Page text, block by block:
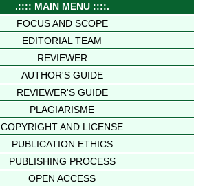
.:::: MAIN MENU ::::.
FOCUS AND SCOPE
EDITORIAL TEAM
REVIEWER
AUTHOR'S GUIDE
REVIEWER'S GUIDE
PLAGIARISME
COPYRIGHT AND LICENSE
PUBLICATION ETHICS
PUBLISHING PROCESS
OPEN ACCESS